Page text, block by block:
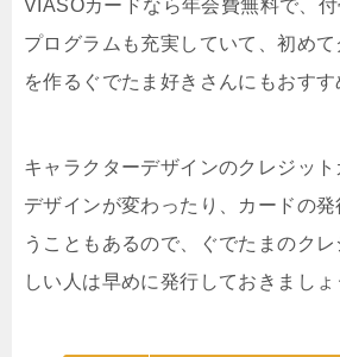
VIASOカードなら年会費無料で、
プログラムも充実していて、初め
を作るぐでたま好きさんにもおすす
キャラクターデザインのクレジッ
デザインが変わったり、カードの発
うこともあるので、ぐでたまのク
しい人は早めに発行しておきましょ